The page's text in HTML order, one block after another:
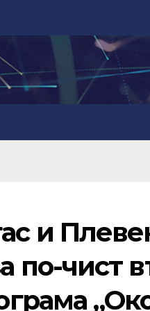
и
по-чист